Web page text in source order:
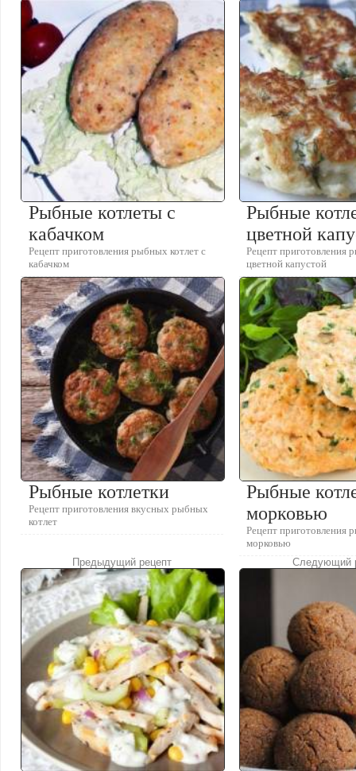
Рыбные котлеты с
кабачком
Рецепт приготовления рыбных котлет с
кабачком
Рыбные
цветной
Рецепт приготовления
цветной капустой
Рыбные котлетки
Рецепт приготовления вкусных рыбных
котлет
Рыбные
морковью
Рецепт приготовления
морковью
Предыдущий рецепт
Следующий